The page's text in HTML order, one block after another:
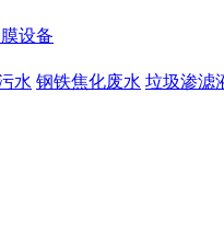
设备
水 钢铁焦化废水 垃圾渗滤